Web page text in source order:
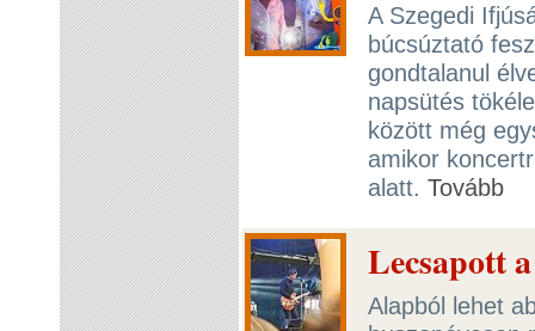
A Szegedi
búcsúztató
gondtalanul
napsütés
között még
amikor
alatt. Tovább
Lecsapott
Alapból lehet